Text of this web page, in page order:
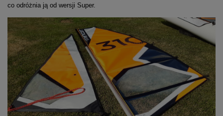
co odróżnia ją od wersji Super.